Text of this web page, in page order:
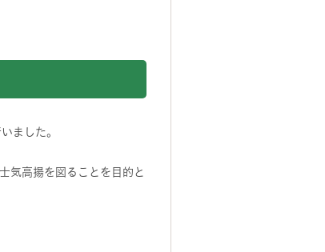
ました。
気高揚を図ることを目的と